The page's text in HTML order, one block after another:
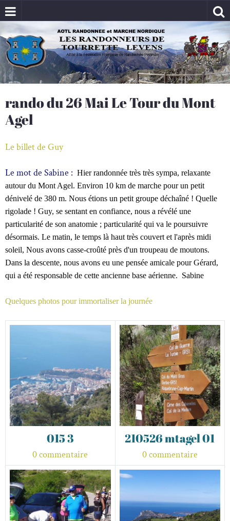
rando du 26 Mai Le Tour du Mont
Agel
Le billet de Guy
Le mot de Sabine : Hier randonnée très très sympa, relaxante
autour du Mont Agel. Environ 10 km de marche pour un petit
dénivelé de 380 m. Nous étions un petit groupe déchaîné ! Quelle
rigolade ! Guy, se sentant en confiance, nous a révélé une
particularité de son anatomie ; particularité qui va le poursuivre
désormais. Le matin, le temps là haut très couvert et l'après midi
soleil, Nous avons casse-croûté près d'un troupeau de moutons.
Dans la descente, nous avons eu une pensée amicale pour Gérard,
qui a été responsable de cette ancienne base aérienne. Sabine
Quelques photos pour immortaliser la journée
015 3
0 commentaire
210526 mtagel 01
0 commentaire